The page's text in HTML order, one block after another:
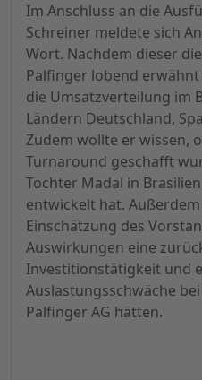
Im Anschluss an die
Schreiner meldete sich
Wort. Nachdem dieser
Palfinger lobend
die Umsatzverteilung im
Ländern Deutschland,
Zudem wollte er wissen,
Turnaround geschafft
Tochter Madal in
entwickelt hat.
Einschätzung des
Auswirkungen eine
Investitionstätigkeit und
Auslastungsschwäche
Palfinger AG hätten.